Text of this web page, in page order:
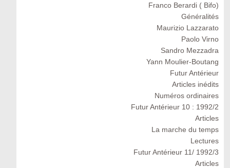
Franco Berardi ( Bifo)
Généralités
Maurizio Lazzarato
Paolo Virno
Sandro Mezzadra
Yann Moulier-Boutang
Futur Antérieur
Articles inédits
Numéros ordinaires
Futur Antérieur 10 : 1992/2
Articles
La marche du temps
Lectures
Futur Antérieur 11/ 1992/3
Articles